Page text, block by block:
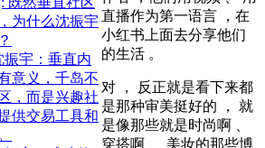
为什么沈振宇
振宇：垂直内
意义，千岛不
，而是兴趣社
供交易工具和
直播作为第一语言 ，在
小红书上面去分享他们
的生活 。
对 ， 反正就是看下来都
是那种审美挺好的 ， 就
是像那些就是时尚啊 、
穿搭啊 、 美妆的那些博